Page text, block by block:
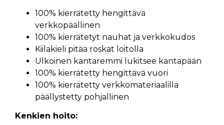
100% kierrätetty hengittävä
verkkopäällinen
100% kierrätetyt nauhat ja verkkokudos
Kiilakieli pitää roskat loitolla
Ulkoinen kantaremmi lukitsee kantapään
100% kierrätetty hengittävä vuori
100% kierrätetty verkkomateriaalilla
päällystetty pohjallinen
Kenkien hoito: